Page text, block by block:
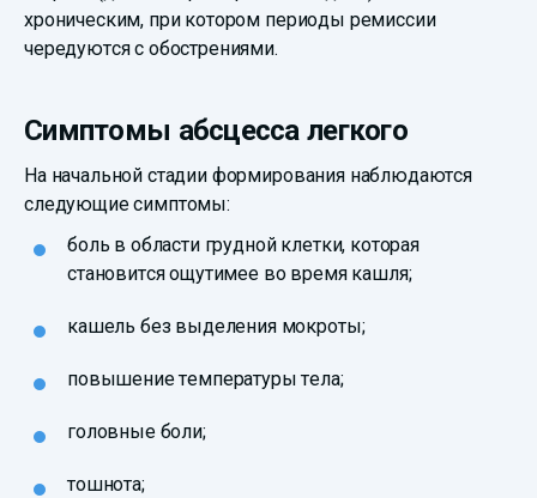
хроническим, при котором периоды ремиссии
чередуются с обострениями.
Симптомы абсцесса легкого
На начальной стадии формирования наблюдаются
следующие симптомы:
боль в области грудной клетки, которая
становится ощутимее во время кашля;
кашель без выделения мокроты;
повышение температуры тела;
головные боли;
тошнота;